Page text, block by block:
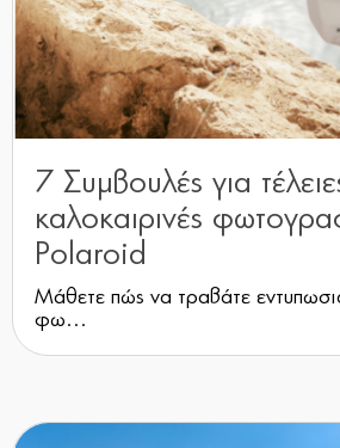
7 Συμβουλές για
καλοκαιρινές
Polaroid
Μάθετε πώς να τραβάτε
φω...